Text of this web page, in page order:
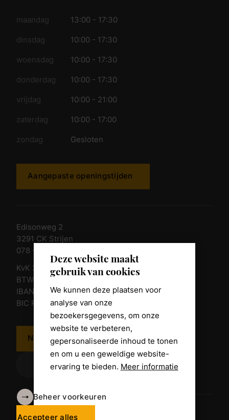
Deze website maakt
gebruik van cookies
We kunnen deze plaatsen voor
analyse van onze
bezoekersgegevens, om onze
website te verbeteren,
gepersonaliseerde inhoud te tonen
en om u een geweldige website-
ervaring te bieden. Meer informatie
Beheer voorkeuren
Accepteer alles
maandag 13:00 - 17:30
dinsdag 10:00 - 17:30
woensdag 10:00 - 17:30
donderdag 10:00 - 17:30
vrijdag 10:00 - 21:00
zaterdag 10:00 - 17:00
zondag Gesloten
Aangepaste openingstijden
Edisonweg 2
3291 CK Strijen
078 - 674 84 85
KvK 23011135
BTW nr. NL 805098938.B.01
IBAN NL10 RABO 0361 8039 58
BIC RABONL2U
Neem contact op
Algemene voorwaarden